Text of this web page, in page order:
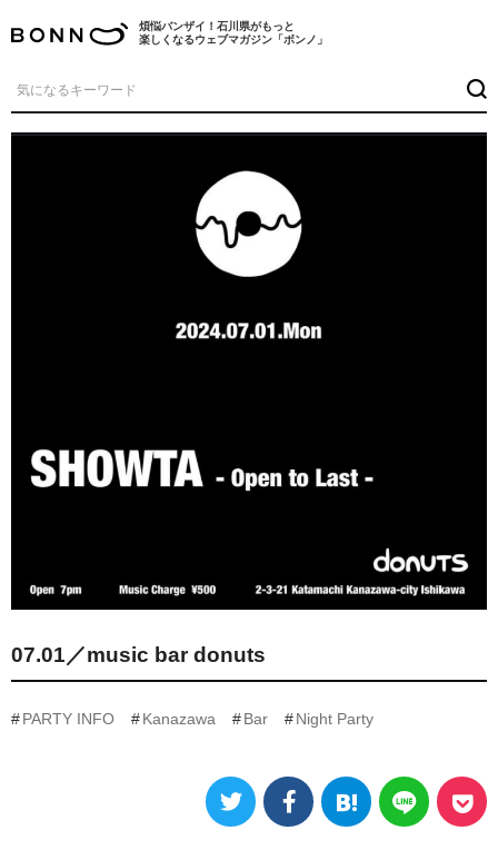
煩悩バンザイ！石川県がもっと
楽しくなるウェブマガジン「ボンノ」
07.01／music bar donuts
PARTY INFO Kanazawa Bar Night Party